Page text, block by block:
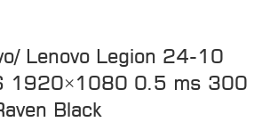
Lenovo Legion 24-10
1920×1080 0.5 ms 300
Black